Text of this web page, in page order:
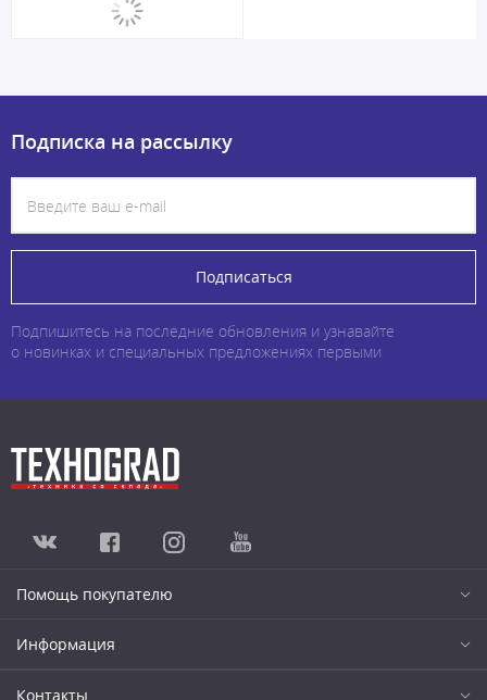
Подписка на рассылку
Подписаться
Подпишитесь на последние обновления и узнавайте
о новинках и специальных предложениях первыми
Помощь покупателю
Информация
Контакты